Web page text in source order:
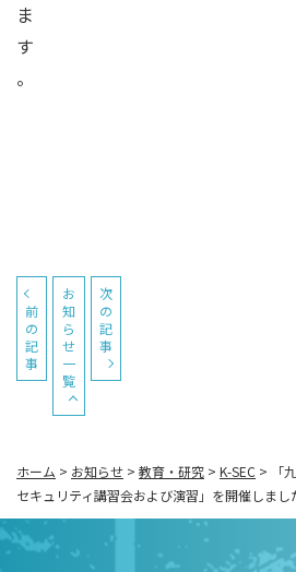
ま
す
。
前
の
記
事
お
知
ら
せ
一
覧
次
の
記
事
ホーム > お知らせ > 教育・研究 > K-SEC >
「
セキュリティ講習会および演習」を開催しまし